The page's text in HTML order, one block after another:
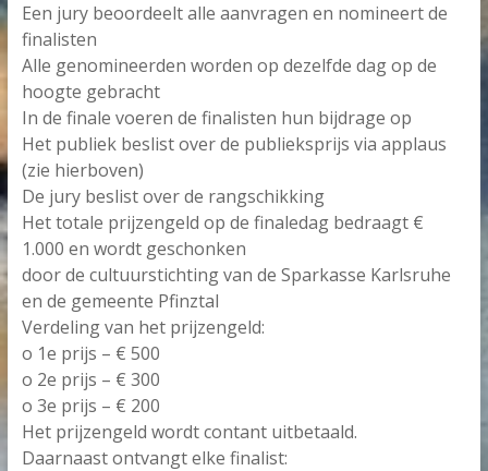
Een jury beoordeelt alle aanvragen en nomineert de
finalisten
Alle genomineerden worden op dezelfde dag op de
hoogte gebracht
In de finale voeren de finalisten hun bijdrage op
Het publiek beslist over de publieksprijs via applaus
(zie hierboven)
De jury beslist over de rangschikking
Het totale prijzengeld op de finaledag bedraagt €
1.000 en wordt geschonken
door de cultuurstichting van de Sparkasse Karlsruhe
en de gemeente Pfinztal
Verdeling van het prijzengeld:
o 1e prijs – € 500
o 2e prijs – € 300
o 3e prijs – € 200
Het prijzengeld wordt contant uitbetaald.
Daarnaast ontvangt elke finalist: